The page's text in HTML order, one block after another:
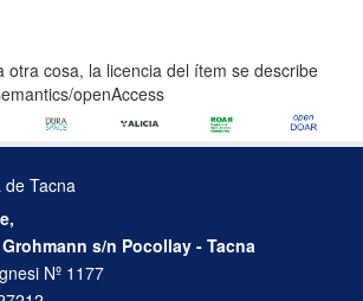
otra cosa, la licencia del ítem se describe
openAccess
de Tacna
s/n Pocollay - Tacna
Nº 1177